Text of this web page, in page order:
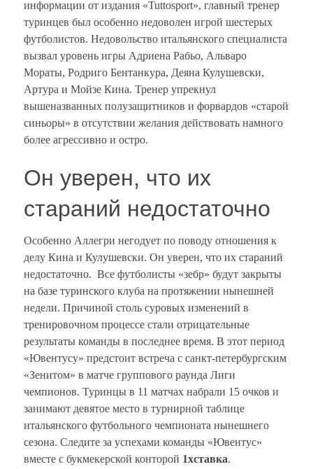
информации от издания «Tuttosport», главный тренер
туринцев был особенно недоволен игрой шестерых
футболистов. Недовольство итальянского специалиста
вызвал уровень игры Адриена Рабьо, Альваро
Мораты, Родриго Бентанкура, Деяна Кулушевски,
Артура и Мойзе Кина. Тренер упрекнул
вышеназванных полузащитников и форвардов «старой
синьоры» в отсутствии желания действовать намного
более агрессивно и остро.
Он уверен, что их
стараний недостаточно
Особенно Аллегри негодует по поводу отношения к
делу Кина и Кулушевски. Он уверен, что их стараний
недостаточно. Все футболисты «зебр» будут закрыты
на базе туринского клуба на протяжении нынешней
недели. Причиной столь суровых изменений в
тренировочном процессе стали отрицательные
результаты команды в последнее время. В этот период
«Ювентусу» предстоит встреча с санкт-петербургским
«Зенитом» в матче группового раунда Лиги
чемпионов. Туринцы в 11 матчах набрали 15 очков и
занимают девятое место в турнирной таблице
итальянского футбольного чемпионата нынешнего
сезона. Следите за успехами команды «Ювентус»
вместе с букмекерской конторой 1хставка.